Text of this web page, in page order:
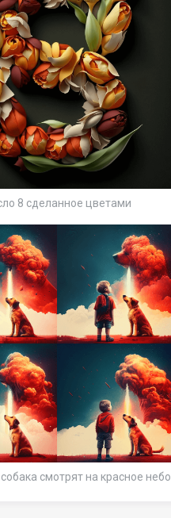
8 сделанное цветами
смотрят на красное небо